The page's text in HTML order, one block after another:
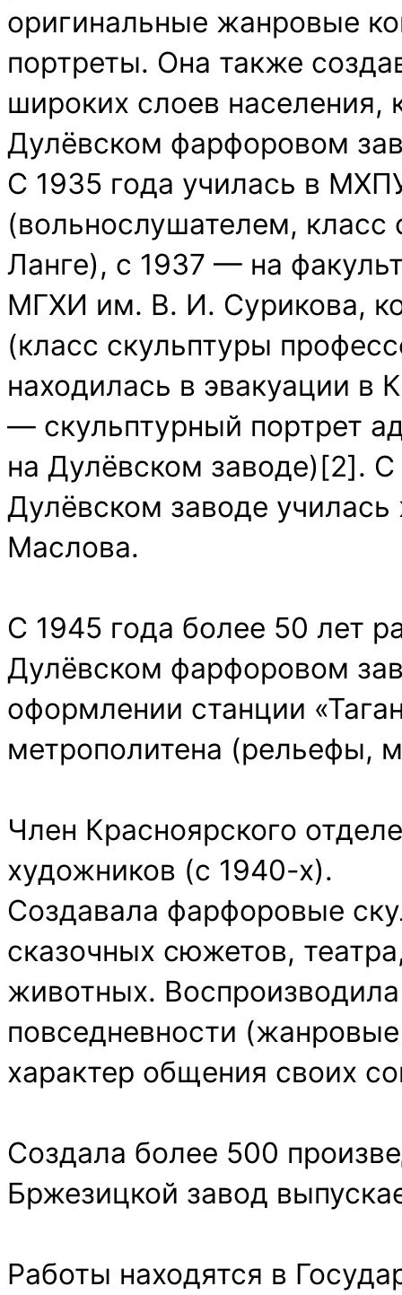
оригинальные жанровые
портреты. Она также
широких слоев населения,
Дулёвском фарфоровом
С 1935 года училась в
(вольнослушателем,
Ланге), с 1937 — на
МГХИ им. В. И. Сурикова,
(класс скульптуры
находилась в эвакуации в
— скульптурный портрет
на Дулёвском заводе)[2]. С
Дулёвском заводе
Маслова.
С 1945 года более 50 лет
Дулёвском фарфоровом
оформлении станции
метрополитена (рельефы,
Член Красноярского
художников (с 1940-х).
Создавала фарфоровые
сказочных сюжетов,
животных.
повседневности
характер общения своих
Создала более 500
Бржезицкой завод
Работы находятся в